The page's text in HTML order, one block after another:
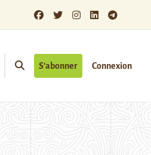
S’abonner Connexion